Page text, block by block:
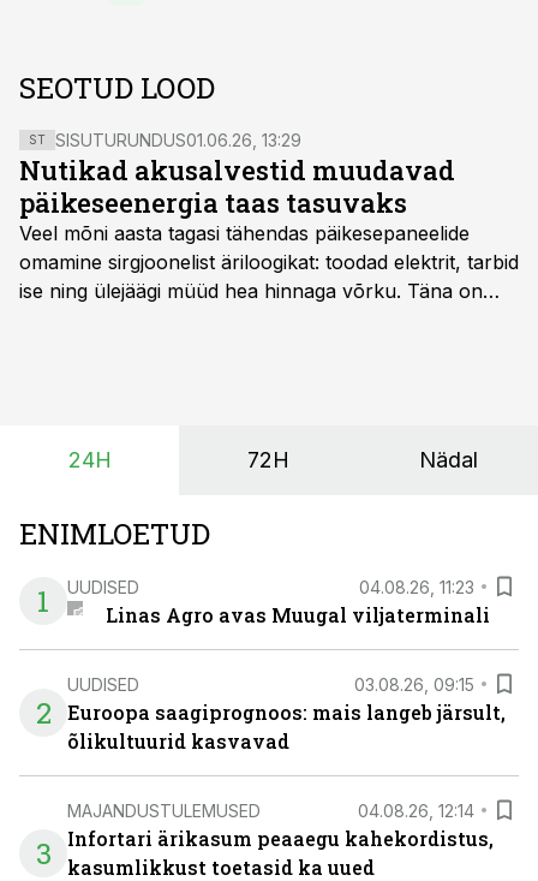
SEOTUD LOOD
ST SISUTURUNDUS01.06.26, 13:29
Nutikad akusalvestid muudavad
päikeseenergia taas tasuvaks
Veel mõni aasta tagasi tähendas päikesepaneelide
omamine sirgjoonelist äriloogikat: toodad elektrit, tarbid
ise ning ülejäägi müüd hea hinnaga võrku. Täna on
põllumajandusettevõtete jaoks üheks olulisemaks
24H 72H Nädal
ENIMLOETUD
1
UUDISED 04.08.26, 11:23
Linas Agro avas Muugal viljaterminali
2
UUDISED 03.08.26, 09:15
Euroopa saagiprognoos: mais langeb järsult,
õlikultuurid kasvavad
3
MAJANDUSTULEMUSED 04.08.26, 12:14
Infortari ärikasum peaaegu kahekordistus,
kasumlikkust toetasid ka uued